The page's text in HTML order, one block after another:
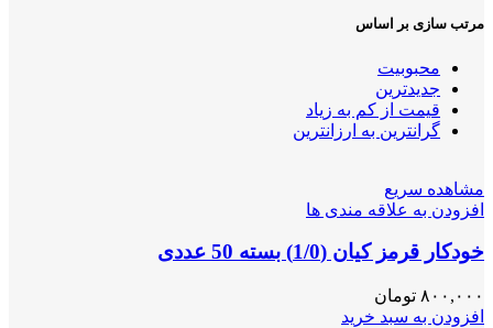
مرتب سازی بر اساس
محبوبیت
جدیدترین
قیمت از کم به زیاد
گرانترین به ارزانترین
مشاهده سریع
افزودن به علاقه مندی ها
خودکار قرمز کیان (1/0) بسته 50 عددی
۸۰۰,۰۰۰ تومان
افزودن به سبد خرید